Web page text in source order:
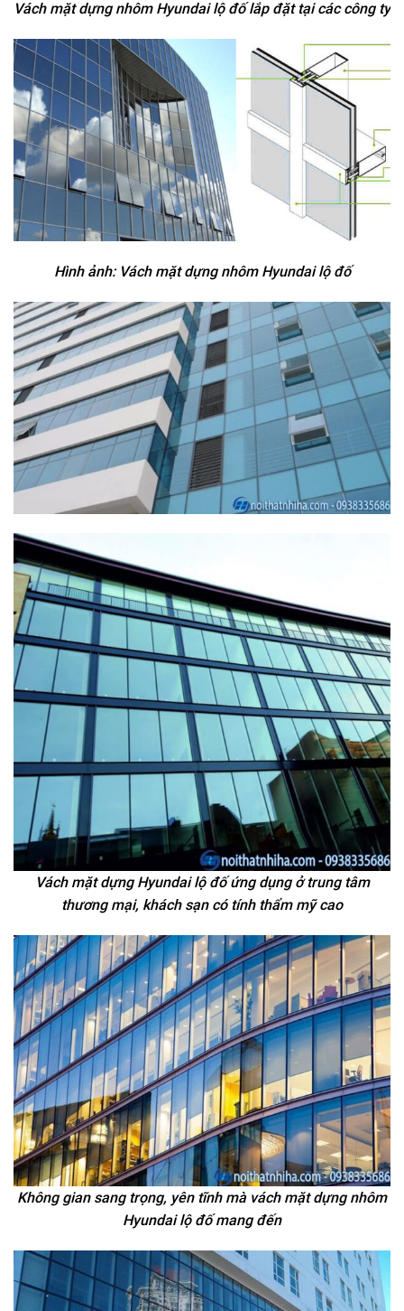
Vách mặt dựng nhôm Hyundai lộ đố lắp đặt tại các công ty
Hình ảnh: Vách mặt dựng nhôm Hyundai lộ đố
Vách mặt dựng Hyundai lộ đố ứng dụng ở trung tâm
thương mại, khách sạn có tính thẩm mỹ cao
Không gian sang trọng, yên tĩnh mà vách mặt dựng nhôm
Hyundai lộ đố mang đến